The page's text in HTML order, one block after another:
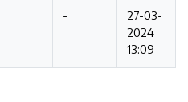
-
27-03-
2024
13:09